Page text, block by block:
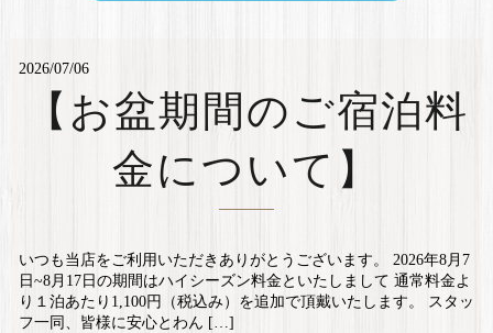
2026/07/06
【お盆期間のご宿泊料
金について】
いつも当店をご利用いただきありがとうございます。 2026年8月7
日~8月17日の期間はハイシーズン料金といたしまして 通常料金よ
り１泊あたり1,100円（税込み）を追加で頂戴いたします。 スタッ
フ一同、皆様に安心とわん […]